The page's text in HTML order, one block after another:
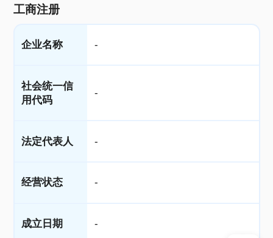
工商注册
企业名称 -
社会统一信
用代码
-
法定代表人 -
经营状态 -
成立日期 -